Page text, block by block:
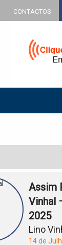
CONTACTOS
Assim
Vinhal
2025
Lino
14 de